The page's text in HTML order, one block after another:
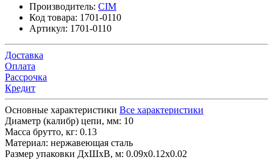
Производитель: CIM
Код товара: 1701-0110
Артикул: 1701-0110
Доставка
Оплата
Рассрочка
Кредит
Основные характеристики Все характеристики
Диаметр (калибр) цепи, мм: 10
Масса брутто, кг: 0.13
Материал: нержавеющая сталь
Размер упаковки ДхШхВ, м: 0.09x0.12x0.02